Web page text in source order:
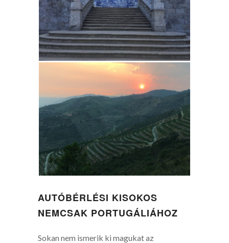
AUTÓBÉRLÉSI KISOKOS
NEMCSAK PORTUGÁLIÁHOZ
Sokan nem ismerik ki magukat az